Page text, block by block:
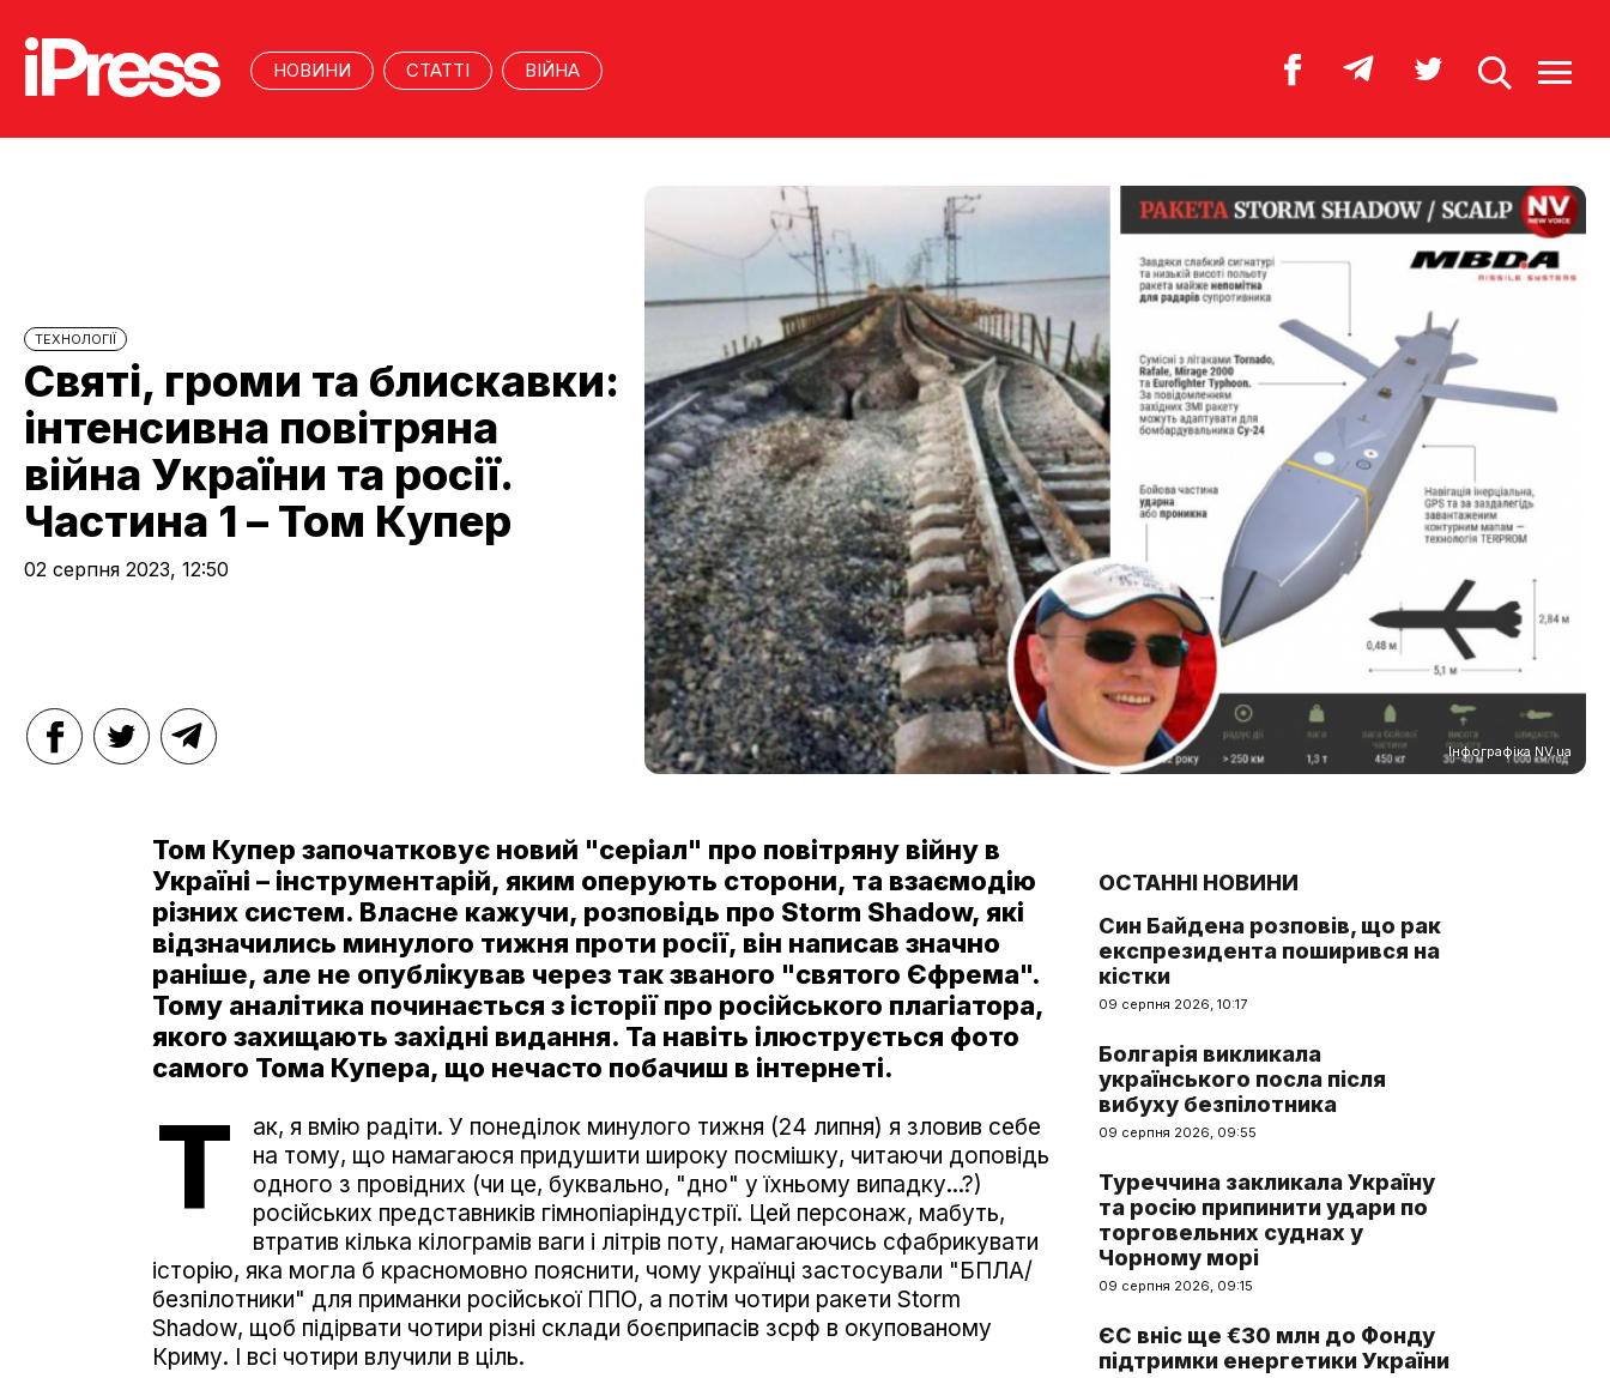
НОВИНИ СТАТТІ ВІЙНА
ТЕХНОЛОГІЇ
Святі, громи та блискавки:
інтенсивна повітряна
війна України та росії.
Частина 1 – Том Купер
02 серпня 2023, 12:50
Інфографіка NV.ua
Том Купер започатковує новий "серіал" про повітряну війну в
Україні – інструментарій, яким оперують сторони, та взаємодію
різних систем. Власне кажучи, розповідь про Storm Shadow, які
відзначились минулого тижня проти росії, він написав значно
раніше, але не опублікував через так званого "святого Єфрема".
Тому аналітика починається з історії про російського плагіатора,
якого захищають західні видання. Та навіть ілюструється фото
самого Тома Купера, що нечасто побачиш в інтернеті.
Т
ак, я вмію радіти. У понеділок минулого тижня (24 липня) я зловив себе
на тому, що намагаюся придушити широку посмішку, читаючи доповідь
одного з провідних (чи це, буквально, "дно" у їхньому випадку...?)
російських представників гімнопіаріндустрії. Цей персонаж, мабуть,
втратив кілька кілограмів ваги і літрів поту, намагаючись сфабрикувати
історію, яка могла б красномовно пояснити, чому українці застосували "БПЛА/
безпілотники" для приманки російської ППО, а потім чотири ракети Storm
Shadow, щоб підірвати чотири різні склади боєприпасів зсрф в окупованому
Криму. І всі чотири влучили в ціль.
ОСТАННІ НОВИНИ
Син Байдена розповів, що рак
експрезидента поширився на
кістки
09 серпня 2026, 10:17
Болгарія викликала
українського посла після
вибуху безпілотника
09 серпня 2026, 09:55
Туреччина закликала Україну
та росію припинити удари по
торговельних суднах у
Чорному морі
09 серпня 2026, 09:15
ЄС вніс ще €30 млн до Фонду
підтримки енергетики України